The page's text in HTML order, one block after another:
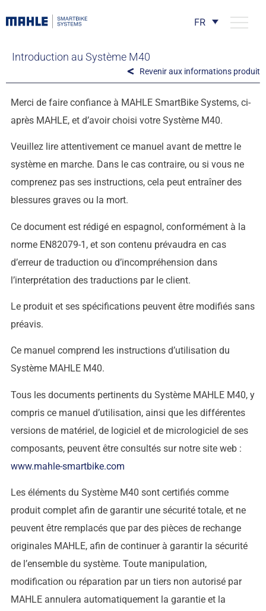
FR
Introduction au Système M40
Revenir aux informations produit
Merci de faire confiance à MAHLE SmartBike Systems, ci-
après MAHLE, et d’avoir choisi votre Système M40.
Veuillez lire attentivement ce manuel avant de mettre le
système en marche. Dans le cas contraire, ou si vous ne
comprenez pas ses instructions, cela peut entraîner des
blessures graves ou la mort.
Ce document est rédigé en espagnol, conformément à la
norme EN82079-1, et son contenu prévaudra en cas
d’erreur de traduction ou d’incompréhension dans
l’interprétation des traductions par le client.
Le produit et ses spécifications peuvent être modifiés sans
préavis.
Ce manuel comprend les instructions d’utilisation du
Système MAHLE M40.
Tous les documents pertinents du Système MAHLE M40, y
compris ce manuel d’utilisation, ainsi que les différentes
versions de matériel, de logiciel et de micrologiciel de ses
composants, peuvent être consultés sur notre site web :
www.mahle-smartbike.com
Les éléments du Système M40 sont certifiés comme
produit complet afin de garantir une sécurité totale, et ne
peuvent être remplacés que par des pièces de rechange
originales MAHLE, afin de continuer à garantir la sécurité
de l’ensemble du système. Toute manipulation,
modification ou réparation par un tiers non autorisé par
MAHLE annulera automatiquement la garantie et la